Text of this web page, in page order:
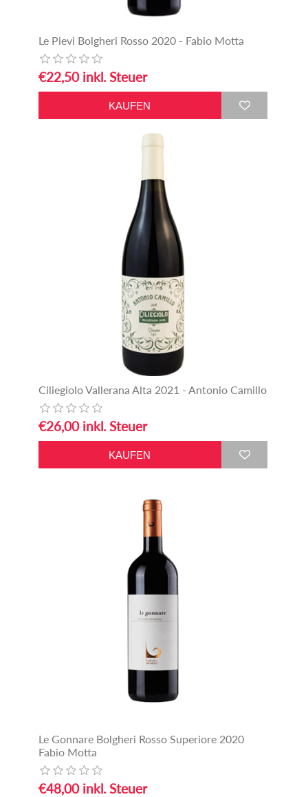
Le Pievi Bolgheri Rosso 2020 - Fabio Motta
€22,50 inkl. Steuer
Ciliegiolo Vallerana Alta 2021 - Antonio Camillo
€26,00 inkl. Steuer
Le Gonnare Bolgheri Rosso Superiore 2020
Fabio Motta
€48,00 inkl. Steuer